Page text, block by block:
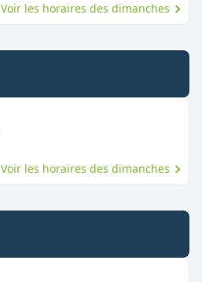
Voir les horaires des dimanches
Voir les horaires des dimanches